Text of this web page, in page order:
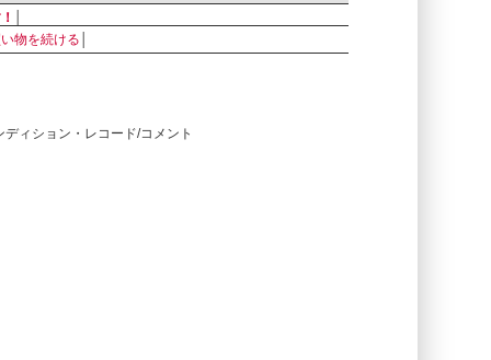
物を続ける
ィション・レコード/コメント